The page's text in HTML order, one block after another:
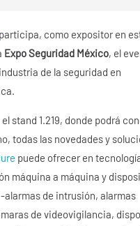
participa, como expositor en
Expo Seguridad México, el
de la seguridad en
stand 1.219, donde podrá
todas las novedades y
puede ofrecer en
máquina a máquina y
alarmas de intrusión, alarmas
de videovigilancia,